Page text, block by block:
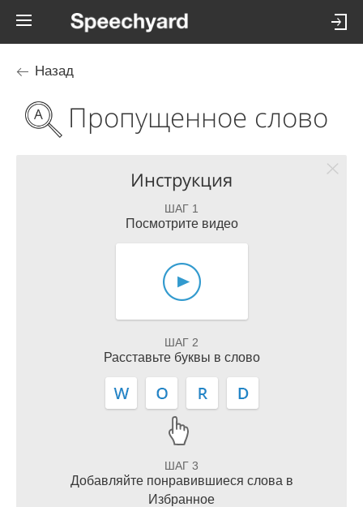
Назад
Пропущенное слово
Инструкция
ШАГ 1
Посмотрите видео
ШАГ 2
Расставьте буквы в слово
ШАГ 3
Добавляйте понравившиеся слова в
Избранное